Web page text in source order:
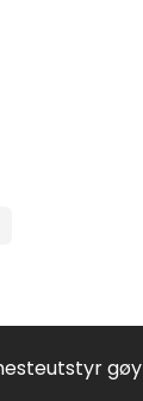
gøy